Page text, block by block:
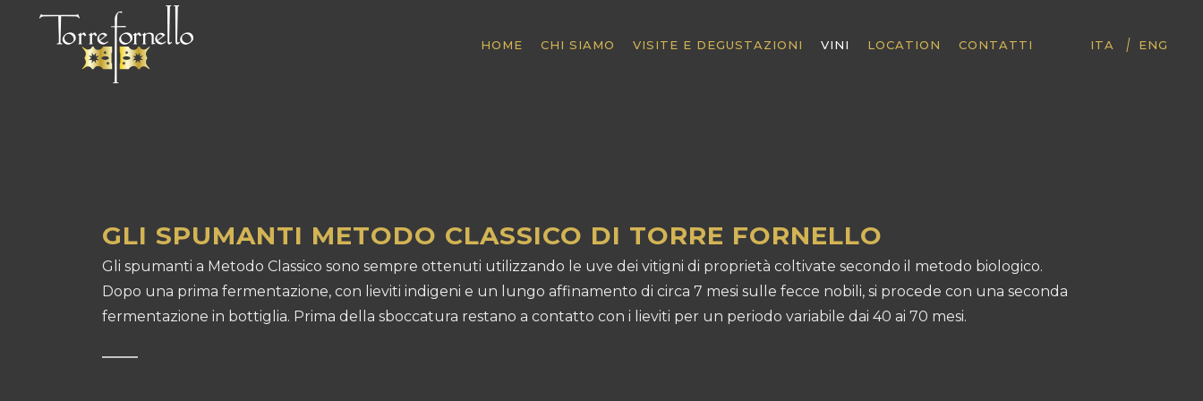
ITA | ENG
HOME CHI SIAMO VISITE E DEGUSTAZIONI VINI LOCATION CONTATTI
GLI SPUMANTI METODO CLASSICO DI TORRE FORNELLO
Gli spumanti a Metodo Classico sono sempre ottenuti utilizzando le uve dei vitigni di proprietà coltivate secondo il metodo biologico.
Dopo una prima fermentazione, con lieviti indigeni e un lungo affinamento di circa 7 mesi sulle fecce nobili, si procede con una seconda
fermentazione in bottiglia. Prima della sboccatura restano a contatto con i lieviti per un periodo variabile dai 40 ai 70 mesi.